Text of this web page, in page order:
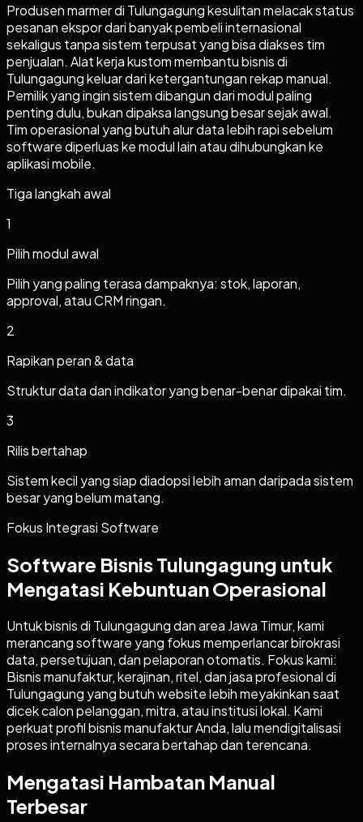
Produsen marmer di Tulungagung kesulitan melacak status
pesanan ekspor dari banyak pembeli internasional
sekaligus tanpa sistem terpusat yang bisa diakses tim
penjualan. Alat kerja kustom membantu bisnis di
Tulungagung keluar dari ketergantungan rekap manual.
Pemilik yang ingin sistem dibangun dari modul paling
penting dulu, bukan dipaksa langsung besar sejak awal.
Tim operasional yang butuh alur data lebih rapi sebelum
software diperluas ke modul lain atau dihubungkan ke
aplikasi mobile.
Tiga langkah awal
1
Pilih modul awal
Pilih yang paling terasa dampaknya: stok, laporan,
approval, atau CRM ringan.
2
Rapikan peran & data
Struktur data dan indikator yang benar-benar dipakai tim.
3
Rilis bertahap
Sistem kecil yang siap diadopsi lebih aman daripada sistem
besar yang belum matang.
Fokus Integrasi Software
Software Bisnis Tulungagung untuk
Mengatasi Kebuntuan Operasional
Untuk bisnis di Tulungagung dan area Jawa Timur, kami
merancang software yang fokus memperlancar birokrasi
data, persetujuan, dan pelaporan otomatis. Fokus kami:
Bisnis manufaktur, kerajinan, ritel, dan jasa profesional di
Tulungagung yang butuh website lebih meyakinkan saat
dicek calon pelanggan, mitra, atau institusi lokal. Kami
perkuat profil bisnis manufaktur Anda, lalu mendigitalisasi
proses internalnya secara bertahap dan terencana.
Mengatasi Hambatan Manual
Terbesar